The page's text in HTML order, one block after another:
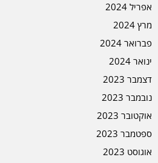
אפריל 2024
מרץ 2024
פברואר 2024
ינואר 2024
דצמבר 2023
נובמבר 2023
אוקטובר 2023
ספטמבר 2023
אוגוסט 2023